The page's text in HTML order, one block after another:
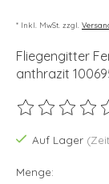
* Inkl. MwSt. zzgl.
Fliegengitter
anthrazit
Die Bewertung
Auf Lager
Menge: